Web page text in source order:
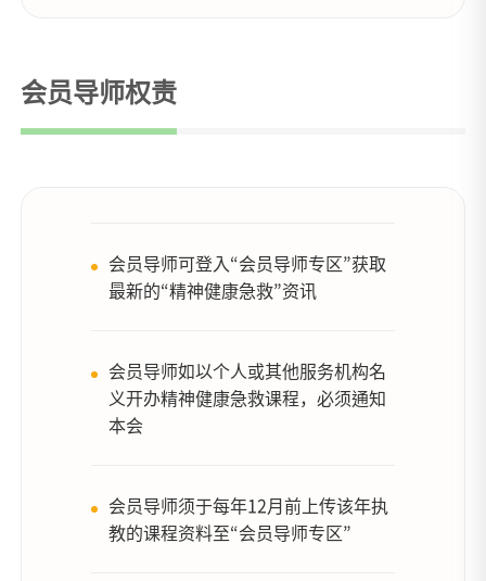
会员导师权责
会员导师可登入“会员导师专区”获取
最新的“精神健康急救”资讯
会员导师如以个人或其他服务机构名
义开办精神健康急救课程，必须通知
本会
会员导师须于每年12月前上传该年执
教的课程资料至“会员导师专区”